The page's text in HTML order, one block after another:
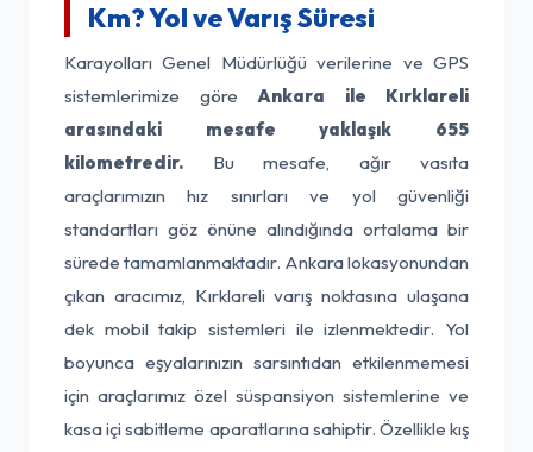
Km? Yol ve Varış Süresi
Karayolları Genel Müdürlüğü verilerine ve GPS
sistemlerimize göre Ankara ile Kırklareli
arasındaki mesafe yaklaşık 655
kilometredir. Bu mesafe, ağır vasıta
araçlarımızın hız sınırları ve yol güvenliği
standartları göz önüne alındığında ortalama bir
sürede tamamlanmaktadır. Ankara lokasyonundan
çıkan aracımız, Kırklareli varış noktasına ulaşana
dek mobil takip sistemleri ile izlenmektedir. Yol
boyunca eşyalarınızın sarsıntıdan etkilenmemesi
için araçlarımız özel süspansiyon sistemlerine ve
kasa içi sabitleme aparatlarına sahiptir. Özellikle kış